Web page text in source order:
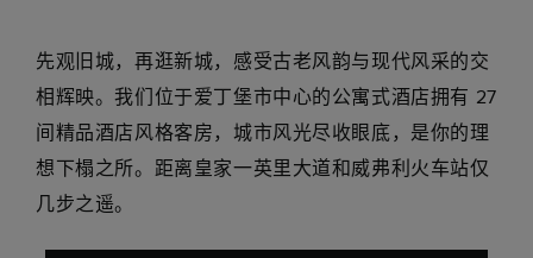
先观旧城，再逛新城，感受古老风韵与现代风采的交
相辉映。我们位于爱丁堡市中心的公寓式酒店拥有 27
间精品酒店风格客房，城市风光尽收眼底，是你的理
想下榻之所。距离皇家一英里大道和威弗利火车站仅
几步之遥。